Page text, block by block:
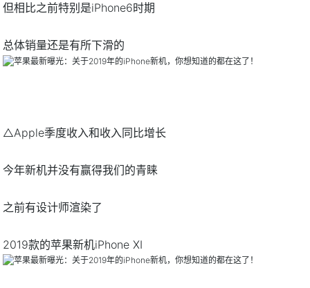
但相比之前特别是iPhone6时期
总体销量还是有所下滑的
△Apple季度收入和收入同比增长
今年新机并没有赢得我们的青睐
之前有设计师渲染了
2019款的苹果新机iPhone XI